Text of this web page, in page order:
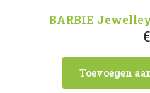
BARBIE
€
Toevoegen